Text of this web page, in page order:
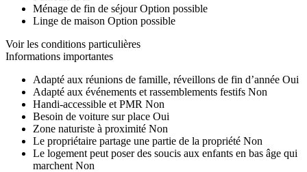
Ménage de fin de séjour Option possible
Linge de maison Option possible
Voir les conditions particulières
Informations importantes
Adapté aux réunions de famille, réveillons de fin d’année Oui
Adapté aux événements et rassemblements festifs Non
Handi-accessible et PMR Non
Besoin de voiture sur place Oui
Zone naturiste à proximité Non
Le propriétaire partage une partie de la propriété Non
Le logement peut poser des soucis aux enfants en bas âge qui
marchent Non